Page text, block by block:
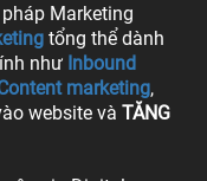
Marketing
tổng thể dành
như Inbound
marketing,
website và TĂNG